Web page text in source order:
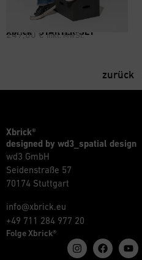
Xbrick® STARTER-SET
249,00 € inkl. MwSt.
zurück
Xbrick®
designed by wd3_spatial design
wd3 GmbH
Seidenstraße 57
70174 Stuttgart
info@xbrick.eu
+49 711 284 977 20
Folge Xbrick®